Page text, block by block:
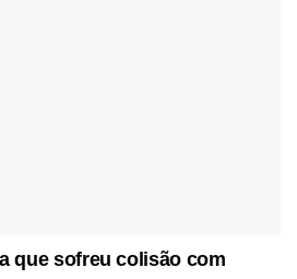
que sofreu colisão com